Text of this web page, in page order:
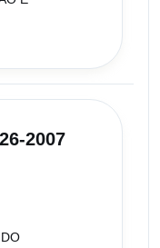
2007